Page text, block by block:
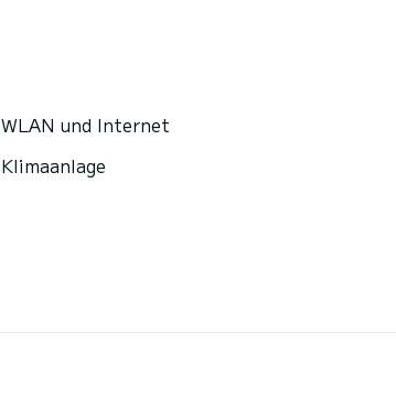
WLAN und Internet
Klimaanlage